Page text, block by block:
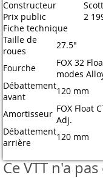
Constructeur
Scott
Prix public
2
Fiche technique
Taille de
roues
27.5"
Fourche
FOX 32
modes
Débattement
avant
120 mm
Amortisseur FOX Float
Adj.
Débattement
arrière
120 mm
Ce VTT n'a